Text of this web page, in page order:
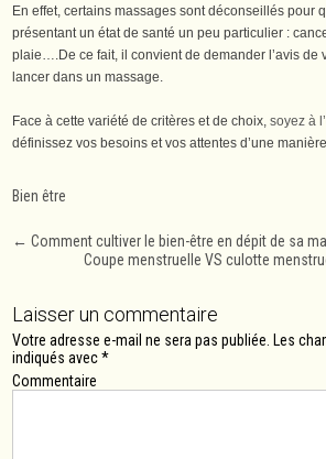
En effet, certains massages sont déconseillés pour
présentant un état de santé un peu particulier :
plaie….De ce fait, il convient de demander l’avis de
lancer dans un massage.
Face à cette variété de critères et de choix,soyez à
définissez vos besoins et vos attentes d’une
Bien être
Post
navigation
← Comment cultiver le bien-être en dépit de sa
Coupe menstruelle VS culotte
Laisser un commentaire
Votre adresse e-mail ne sera pas publiée. Les
indiqués avec*
Commentaire